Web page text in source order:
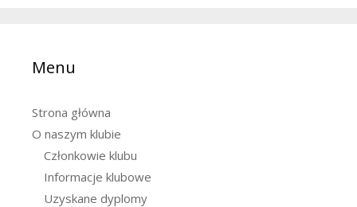
Menu
Strona główna
O naszym klubie
Członkowie klubu
Informacje klubowe
Uzyskane dyplomy